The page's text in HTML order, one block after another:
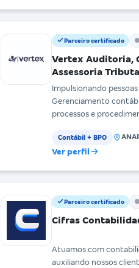
Parceiro certificado
Vertex Auditoria,
Assessoria
Impulsionando
Gerenciamento
processos e procedimentos.
Contábil + BPO
Ver perfil
Parceiro certificado
Cifras
Atuamos com
auxiliando nossos